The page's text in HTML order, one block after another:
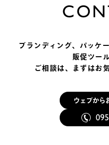
CON
ブランディング、パッケ
販促ツー
ご相談は、まずはお
ウェブから